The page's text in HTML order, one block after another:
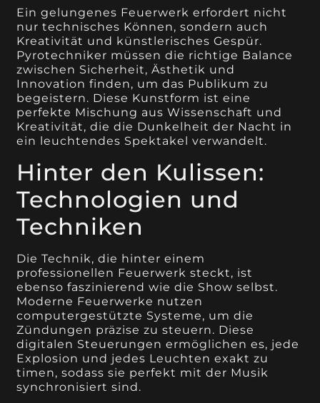
Ein gelungenes Feuerwerk erfordert nicht
nur technisches Können, sondern auch
Kreativität und künstlerisches Gespür.
Pyrotechniker müssen die richtige Balance
zwischen Sicherheit, Ästhetik und
Innovation finden, um das Publikum zu
begeistern. Diese Kunstform ist eine
perfekte Mischung aus Wissenschaft und
Kreativität, die die Dunkelheit der Nacht in
ein leuchtendes Spektakel verwandelt.
Hinter den Kulissen:
Technologien und
Techniken
Die Technik, die hinter einem
professionellen Feuerwerk steckt, ist
ebenso faszinierend wie die Show selbst.
Moderne Feuerwerke nutzen
computergestützte Systeme, um die
Zündungen präzise zu steuern. Diese
digitalen Steuerungen ermöglichen es, jede
Explosion und jedes Leuchten exakt zu
timen, sodass sie perfekt mit der Musik
synchronisiert sind.